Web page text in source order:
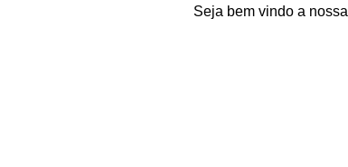
Seja bem vindo a nossa